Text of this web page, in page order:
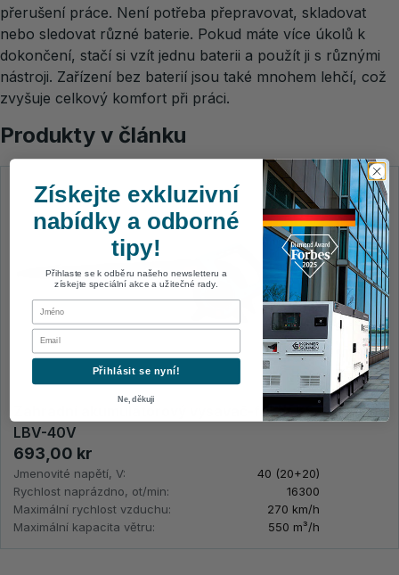
přerušení práce. Není potřeba přepravovat, skladovat
nebo sledovat různé baterie. Pokud máte více úkolů k
dokončení, stačí si vzít jednu baterii a použít ji s různými
nástroji. Zařízení bez baterií jsou také mnohem lehčí, což
zvyšuje celkový komfort při práci.
Produkty v článku
Zahradní akumulátorový vysavač-fukar KS
LBV-40V
693,00 kr
Jmenovité napětí, V:
40 (20+20)
Rychlost naprázdno, ot/min:
16300
Maximální rychlost vzduchu:
270 km/h
Maximální kapacita větru:
550 m³/h
Získejte exkluzivní
nabídky a odborné
tipy!
Přihlaste se k odběru našeho newsletteru a
získejte speciální akce a užitečné rady.
Email
Přihlásit se nyní!
Ne, děkuji